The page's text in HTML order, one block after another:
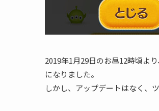
2019年1月29日のお昼12時頃よ
になりました。
しかし、アップデートはなく、